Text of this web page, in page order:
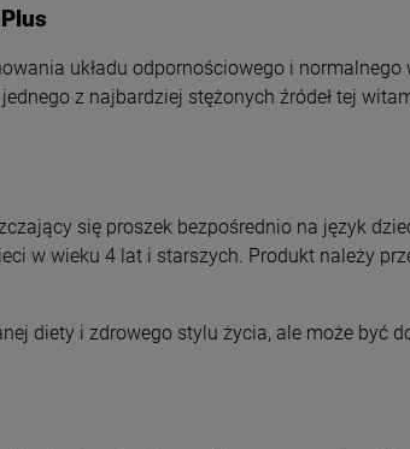
układu odpornościowego i normalnego
z najbardziej stężonych źródeł tej
się proszek bezpośrednio na język
w wieku 4 lat i starszych. Produkt należy
diety i zdrowego stylu życia, ale może być